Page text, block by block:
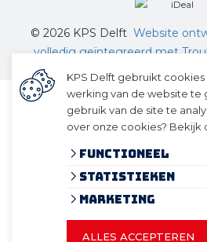
© 2026 KPS Delft Website
volledig geïntegreerd met
software
KPS Delft gebruikt
werking van de website te
gebruik van de site te
over onze cookies? Bekijk
Functioneel
Statistieken
Marketing
ALLES ACCEPTEREN